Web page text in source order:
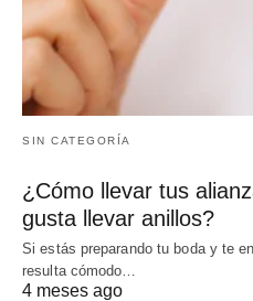
SIN CATEGORÍA
¿Cómo llevar tus
gusta llevar anillos?
Si estás preparando tu boda y te
resulta cómodo…
4 meses ago